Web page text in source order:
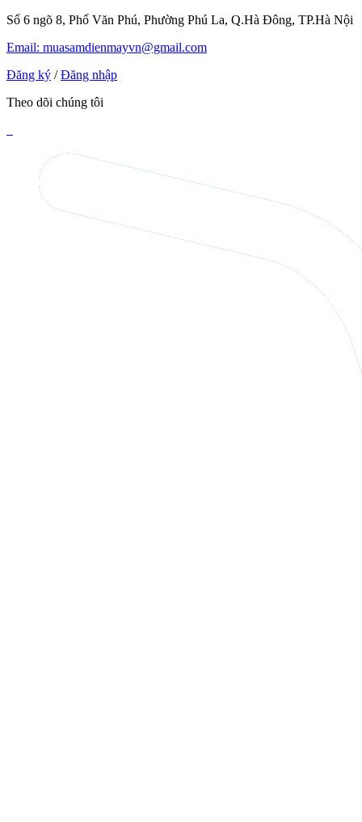
Số 6 ngõ 8, Phố Văn Phú, Phường Phú La, Q.Hà Đông, TP.Hà Nội
Email: muasamdienmayvn@gmail.com
Đăng ký / Đăng nhập
Theo dõi chúng tôi